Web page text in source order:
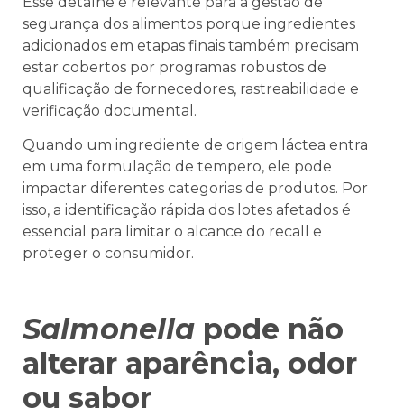
segurança dos alimentos porque ingredientes
adicionados em etapas finais também precisam
estar cobertos por programas robustos de
qualificação de fornecedores, rastreabilidade e
verificação documental.
Quando um ingrediente de origem láctea entra
em uma formulação de tempero, ele pode
impactar diferentes categorias de produtos. Por
isso, a identificação rápida dos lotes afetados é
essencial para limitar o alcance do recall e
proteger o consumidor.
Salmonella pode não
alterar aparência, odor
ou sabor